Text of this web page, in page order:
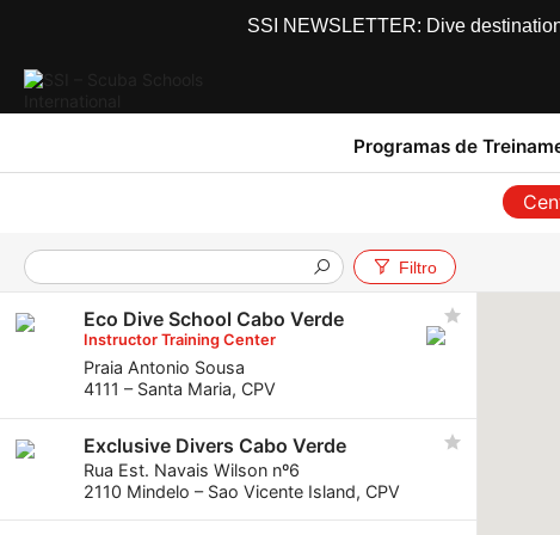
SSI NEWSLETTER: Dive
Programas de
Filtro
Eco Dive School Cabo Verde
Instructor Training Center
Praia Antonio Sousa
4111 – Santa Maria, CPV
Exclusive Divers Cabo Verde
Rua Est. Navais Wilson nº6
2110 Mindelo – Sao Vicente Island, CPV